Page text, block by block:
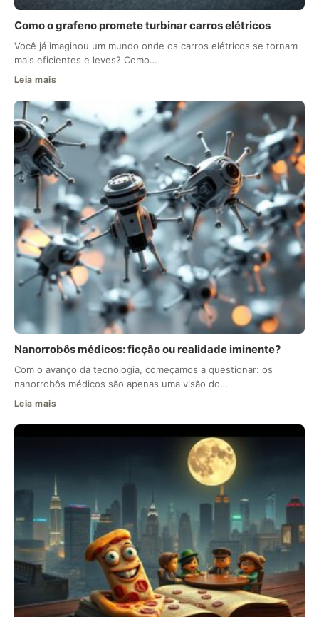
Como o grafeno promete turbinar carros elétricos
Você já imaginou um mundo onde os carros elétricos se tornam
mais eficientes e leves? Como…
Leia mais
Nanorrobôs médicos: ficção ou realidade iminente?
Com o avanço da tecnologia, começamos a questionar: os
nanorrobôs médicos são apenas uma visão do…
Leia mais